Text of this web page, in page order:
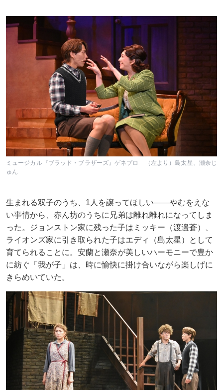
ミュージカル『ブラッド・ブラザーズ』ゲネプロ （左より）島太星、瀬奈じ
ゅん
生まれる双子のうち、1人を譲ってほしい——やむをえな
い事情から、赤ん坊のうちに兄弟は離れ離れになってしま
った。ジョンストン家に残った子はミッキー（渡邉蒼）、
ライオンズ家に引き取られた子はエディ（島太星）として
育てられることに。安蘭と瀬奈が美しいハーモニーで豊か
に紡ぐ「我が子」は、時に愉快に掛け合いながら楽しげに
きらめいていた。